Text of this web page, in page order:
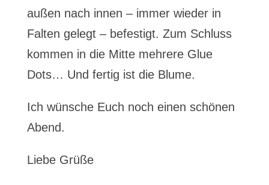
außen nach innen – immer wieder in
Falten gelegt – befestigt. Zum Schluss
kommen in die Mitte mehrere Glue
Dots… Und fertig ist die Blume.
Ich wünsche Euch noch einen schönen
Abend.
Liebe Grüße